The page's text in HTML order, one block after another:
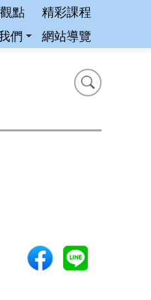
點
精彩課程
們 網站導覽
搜尋
搜尋